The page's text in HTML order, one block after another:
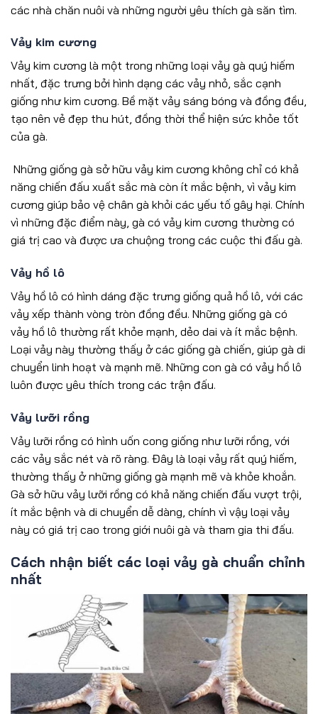
các nhà chăn nuôi và những người yêu thích gà săn tìm.
Vảy kim cương
Vảy kim cương là một trong những loại vảy gà quý hiếm
nhất, đặc trưng bởi hình dạng các vảy nhỏ, sắc cạnh
giống như kim cương. Bề mặt vảy sáng bóng và đồng đều,
tạo nên vẻ đẹp thu hút, đồng thời thể hiện sức khỏe tốt
của gà.
Những giống gà sở hữu vảy kim cương không chỉ có khả
năng chiến đấu xuất sắc mà còn ít mắc bệnh, vì vảy kim
cương giúp bảo vệ chân gà khỏi các yếu tố gây hại. Chính
vì những đặc điểm này, gà có vảy kim cương thường có
giá trị cao và được ưa chuộng trong các cuộc thi đấu gà.
Vảy hồ lô
Vảy hồ lô có hình dáng đặc trưng giống quả hồ lô, với các
vảy xếp thành vòng tròn đồng đều. Những giống gà có
vảy hồ lô thường rất khỏe mạnh, dẻo dai và ít mắc bệnh.
Loại vảy này thường thấy ở các giống gà chiến, giúp gà di
chuyển linh hoạt và mạnh mẽ. Những con gà có vảy hồ lô
luôn được yêu thích trong các trận đấu.
Vảy lưỡi rồng
Vảy lưỡi rồng có hình uốn cong giống như lưỡi rồng, với
các vảy sắc nét và rõ ràng. Đây là loại vảy rất quý hiếm,
thường thấy ở những giống gà mạnh mẽ và khỏe khoắn.
Gà sở hữu vảy lưỡi rồng có khả năng chiến đấu vượt trội,
ít mắc bệnh và di chuyển dễ dàng, chính vì vậy loại vảy
này có giá trị cao trong giới nuôi gà và tham gia thi đấu.
Cách nhận biết các loại vảy gà chuẩn chỉnh
nhất